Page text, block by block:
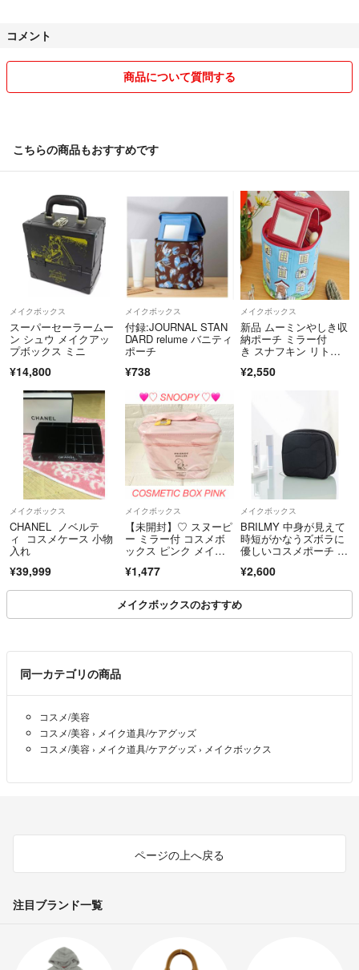
✧︎コメントや商談中の場合でも、先にご購入いただいた方を優先します
なるべくお安く提供できるよう箱から出して発送する場合があります。
そのまま送り状を貼付し発送するものもございます。
*+:*+:*+:*+:*+:*+:*発送について*+:*+:*+:*+:*+:*+:*
✧︎発送は1番安い方法で行います。
希望の発送方法がある方は差額をいただければ対応できますので、
ご購入の前にコメントお願いします。
✧︎こちらの発送の都合で、発送方法について変更する場合がございま
す。
✧︎発送方法・発送日・時間帯の指定は対応しておりません。
✧︎発送中のトラブルや事故対応はできかねます。
*+:*+:*+:*+:*+:*+:*評価について*+:*+:*+:*+:*+:*+:*
✧︎商品到着後、何か問題がありましたら評価の前に
必ずメッセージをください。出来る範囲で対応いたします。
✧︎購入してからお客さま都合での返品・返金は基本いたしません。
コメント
商品について質問する
こちらの商品もおすすめです
メイクボックス
スーパーセーラームー
ン シュウ メイクアッ
プボックス ミニ
¥14,800
メイクボックス
付録:JOURNAL STAN
DARD relume バニティ
ポーチ
¥738
メイクボックス
新品 ムーミンやしき収
納ポーチ ミラー付
き スナフキン リトル
¥2,550
メイクボックス
CHANEL ノベルテ
ィ コスメケース 小物
入れ
¥39,999
メイクボックス
【未開封】♡ スヌーピ
ー ミラー付 コスメボ
ックス ピンク メイク
¥1,477
メイクボックス
BRILMY 中身が見えて
時短がかなうズボラに
優しいコスメポーチ S
¥2,600
メイクボックスのおすすめ
同一カテゴリの商品
コスメ/美容
コスメ/美容 › メイク道具/ケアグッズ
コスメ/美容 › メイク道具/ケアグッズ › メイクボックス
ページの上へ戻る
注目ブランド一覧